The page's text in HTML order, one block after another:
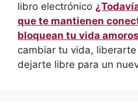
libro electrónico
que te mantienen
bloquean tu vida
cambiar tu vida,
dejarte libre para un